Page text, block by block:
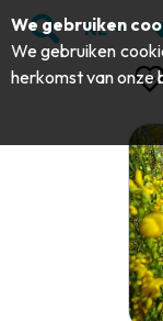
ZOEKEN
NL
We gebruiken
We gebruiken
herkomst van onze